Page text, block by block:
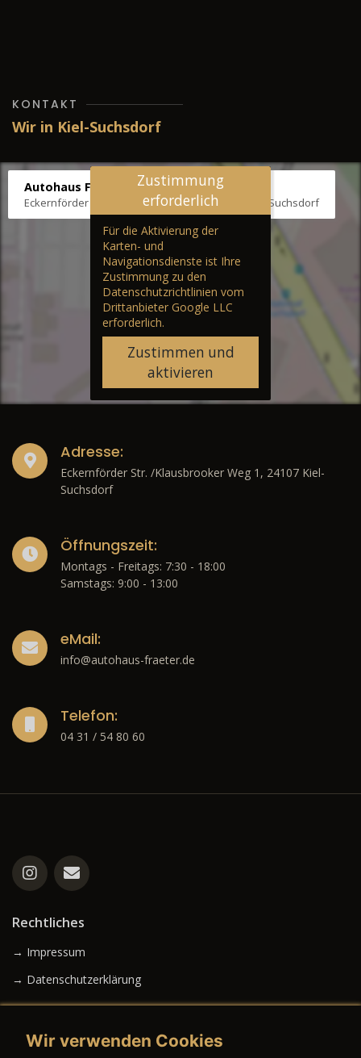
KONTAKT
Wir in Kiel-Suchsdorf
Autohaus Fräter
Eckernförder Str. /Klausbrooker Weg 1, 24107 Kiel-Suchsdorf
Zustimmung
erforderlich
Für die Aktivierung der
Karten- und
Navigationsdienste ist Ihre
Zustimmung zu den
Datenschutzrichtlinien vom
Drittanbieter Google LLC
erforderlich.
Zustimmen und
aktivieren
Adresse:
Eckernförder Str. /Klausbrooker Weg 1, 24107 Kiel-
Suchsdorf
Öffnungszeit:
Montags - Freitags: 7:30 - 18:00
Samstags: 9:00 - 13:00
eMail:
info@autohaus-fraeter.de
Telefon:
04 31 / 54 80 60
Rechtliches
→ Impressum
→ Datenschutzerklärung
Wir verwenden Cookies